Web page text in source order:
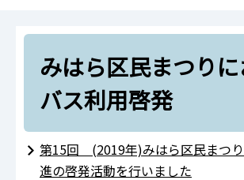
バス利用促進
みはら区民まつりにおけるバス利
みはら区民まつり
バス利用啓発
第15回 (2019年)みはら区民まつ
進の啓発活動を行いました